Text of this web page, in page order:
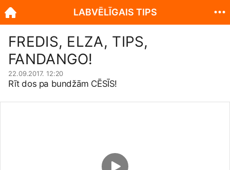
FREDIS, ELZA, TIPS,
FANDANGO!
22.09.2017. 12:20
Rīt dos pa bundžām CĒSĪS!
LABVĒLĪGAIS TIPS